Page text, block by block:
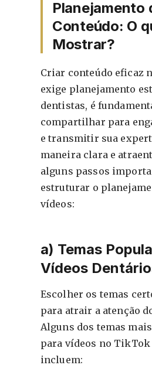
Planejamento
Conteúdo: O
Mostrar?
Criar conteúdo eficaz
exige planejamento
dentistas, é
compartilhar para
e transmitir sua
maneira clara e
alguns passos
estruturar o
vídeos:
a) Temas
Vídeos
Escolher os temas
para atrair a atenção
Alguns dos temas
para vídeos no
incluem: